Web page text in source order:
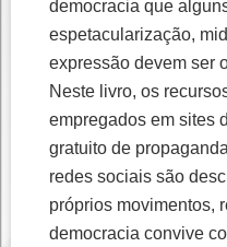
democracia que
espetacularização,
expressão devem ser
Neste livro, os
empregados em sites
gratuito de
redes sociais são
próprios movimentos,
democracia convive